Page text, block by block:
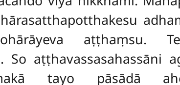
aṭṭhaṃsu.
So aṭṭhavassasahassāni
tayo pāsādā